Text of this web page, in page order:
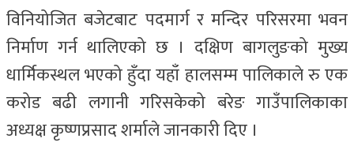
विनियोजित बजेटबाट पदमार्ग र मन्दिर परिसरमा भवन
निर्माण गर्न थालिएको छ । दक्षिण बागलुङको मुख्य
धार्मिकस्थल भएको हुँदा यहाँ हालसम्म पालिकाले रु एक
करोड बढी लगानी गरिसकेको बरेङ गाउँपालिकाका
अध्यक्ष कृष्णप्रसाद शर्माले जानकारी दिए ।